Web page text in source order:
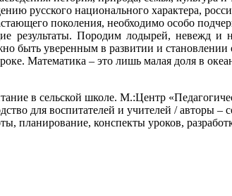
русского национального характера,
поколения, необходимо особо
результаты. Породим лодырей, невежд
быть уверенным в развитии и становлении
Математика – это лишь малая доля в
в сельской школе. М.:Центр
для воспитателей и учителей /
планирование, конспекты уроков,